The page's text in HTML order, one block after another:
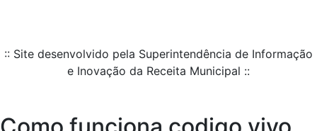
:: Site desenvolvido pela Superintendência de Informação
e Inovação da Receita Municipal ::